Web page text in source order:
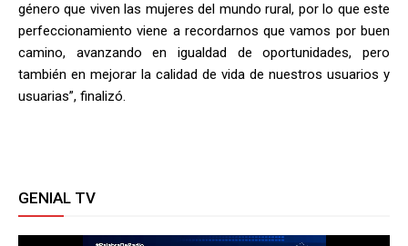
género que viven las mujeres del mundo rural, por lo que este
perfeccionamiento viene a recordarnos que vamos por buen
camino, avanzando en igualdad de oportunidades, pero
también en mejorar la calidad de vida de nuestros usuarios y
usuarias”, finalizó.
GENIAL TV